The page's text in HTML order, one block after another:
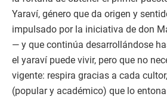
Yaraví, género que da origen y
impulsado por la iniciativa de don
— y que continúa desarrollándose
el yaraví puede vivir, pero que no
vigente: respira gracias a cada
(popular y académico) que lo